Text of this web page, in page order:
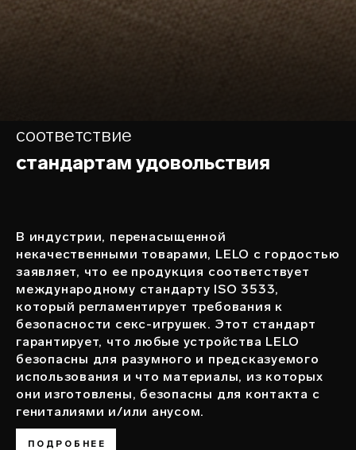
соответствие
стандартам удовольствия
В индустрии, перенасыщенной
некачественными товарами, LELO с гордостью
заявляет, что ее продукция соответствует
международному стандарту ISO 3533,
который регламентирует требования к
безопасности секс-игрушек. Этот стандарт
гарантирует, что любые устройства LELO
безопасны для разумного и предсказуемого
использования и что материалы, из которых
они изготовлены, безопасны для контакта с
гениталиями и/или анусом.
ПОДРОБНЕЕ